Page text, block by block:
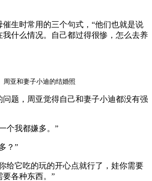
时常用的三个句式，“他们也就是说
我什么情况。自己都过得很惨，怎么去养
周亚和妻子小迪的结婚照
，周亚觉得自己和妻子小迪都没有强
我都嫌多。”
？”
它吃的玩的开心点就行了，娃你需要
各种东西。”